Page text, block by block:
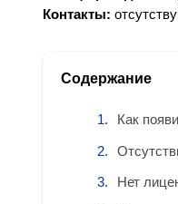
Контакты:
Содержание
Как
Нет